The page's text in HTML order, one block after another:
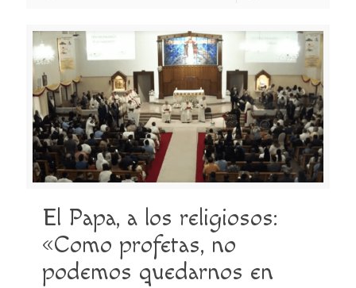
El Papa, a los religiosos:
«Como profetas, no
podemos quedarnos en